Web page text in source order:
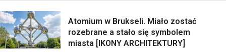
Atomium w Brukseli. Miało zostać
rozebrane a stało się symbolem
miasta [IKONY ARCHITEKTURY]